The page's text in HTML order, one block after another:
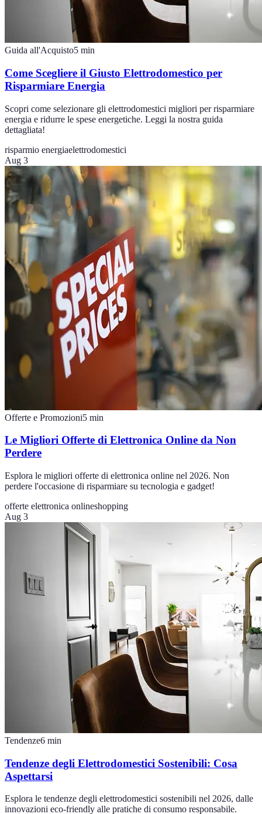
Guida all'Acquisto5 min
Come Scegliere il Giusto Elettrodomestico per
Risparmiare Energia
Scopri come selezionare gli elettrodomestici migliori per risparmiare
energia e ridurre le spese energetiche. Leggi la nostra guida
dettagliata!
risparmio energiaelettrodomestici
Aug 3
Offerte e Promozioni5 min
Le Migliori Offerte di Elettronica Online da Non
Perdere
Esplora le migliori offerte di elettronica online nel 2026. Non
perdere l'occasione di risparmiare su tecnologia e gadget!
offerte elettronica onlineshopping
Aug 3
Tendenze6 min
Tendenze degli Elettrodomestici Sostenibili: Cosa
Aspettarsi
Esplora le tendenze degli elettrodomestici sostenibili nel 2026, dalle
innovazioni eco-friendly alle pratiche di consumo responsabile.